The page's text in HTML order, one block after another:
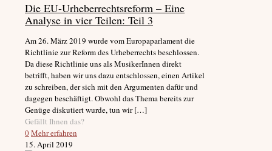
Die EU-Urheberrechtsreform – Eine
Analyse in vier Teilen: Teil 3
Am 26. März 2019 wurde vom Europaparlament die
Richtlinie zur Reform des Urheberrechts beschlossen.
Da diese Richtlinie uns als MusikerInnen direkt
betrifft, haben wir uns dazu entschlossen, einen Artikel
zu schreiben, der sich mit den Argumenten dafür und
dagegen beschäftigt. Obwohl das Thema bereits zur
Genüge diskutiert wurde, tun wir[…]
Gefällt Ihnen das?
0Mehr erfahren
15. April 2019